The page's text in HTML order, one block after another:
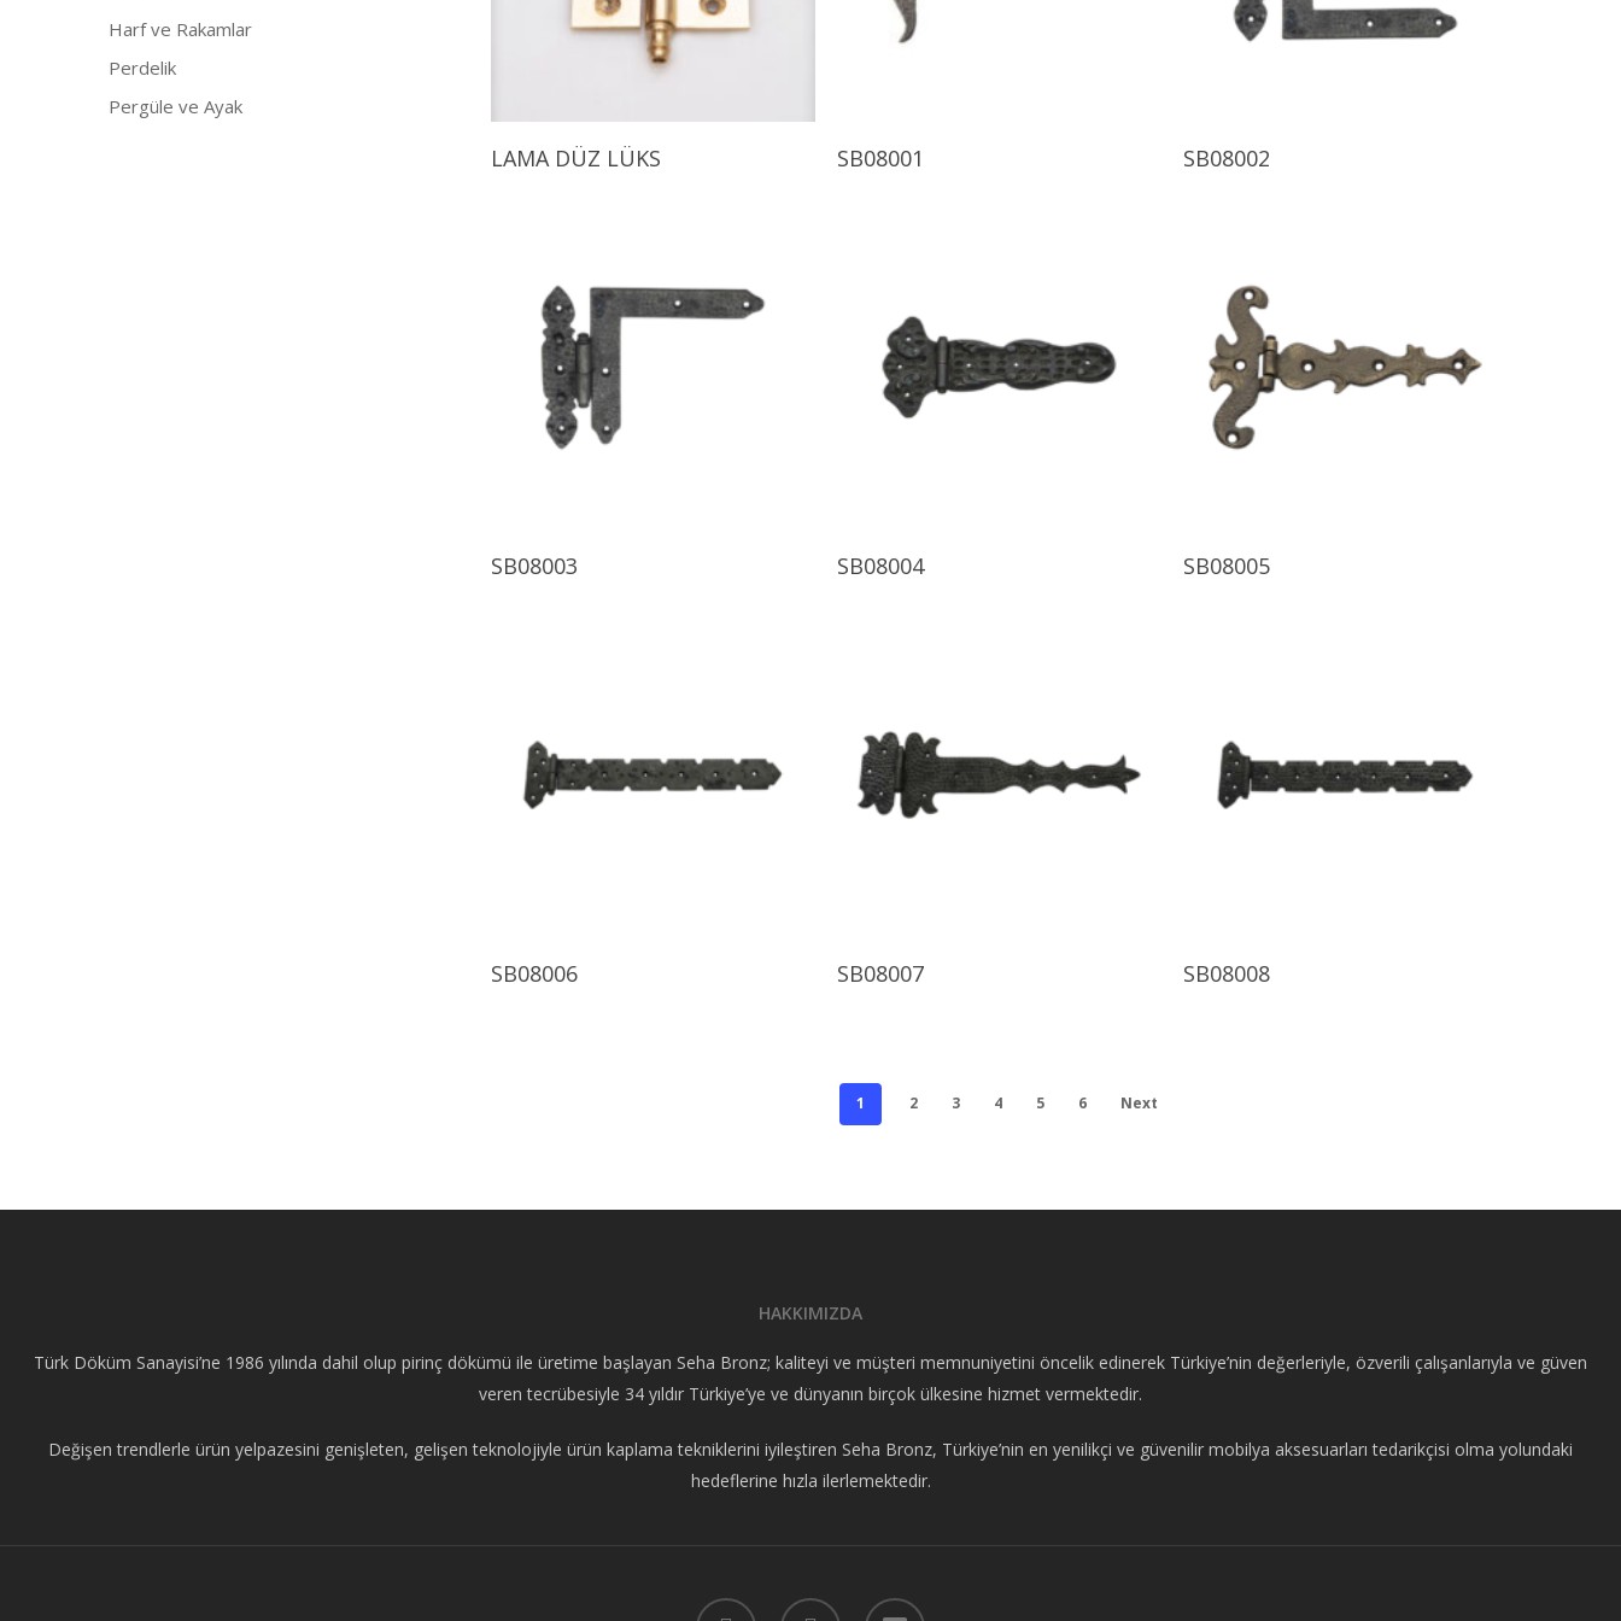
Harf ve Rakamlar
Perdelik
Pergüle ve Ayak
Ürünü İncele
LAMA DÜZ LÜKS SB08001 SB08002
SB08003 SB08004 SB08005
SB08006 SB08007 SB08008
1 2 3 4 5 6 Next
HAKKIMIZDA
Türk Döküm Sanayisi’ne 1986 yılında dahil olup pirinç dökümü ile üretime başlayan Seha Bronz; kaliteyi ve müşteri memnuniyetini öncelik edinerek Türkiye’nin değerleriyle, özverili çalışanlarıyla ve güven
veren tecrübesiyle 34 yıldır Türkiye’ye ve dünyanın birçok ülkesine hizmet vermektedir.
Değişen trendlerle ürün yelpazesini genişleten, gelişen teknolojiyle ürün kaplama tekniklerini iyileştiren Seha Bronz, Türkiye’nin en yenilikçi ve güvenilir mobilya aksesuarları tedarikçisi olma yolundaki
hedeflerine hızla ilerlemektedir.
facebook instagram email